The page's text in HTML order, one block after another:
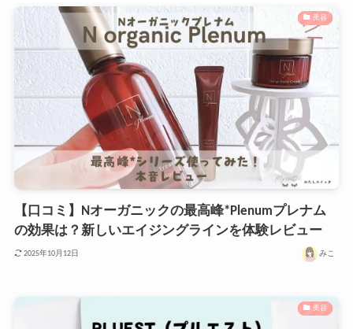
美容
【口コミ】Nオーガニックの最高峰*Plenumプレナム
の効果は？新しいエイジングラインを体験レビュー
2025年10月12日 みこ
美容